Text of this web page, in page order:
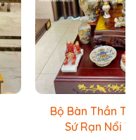
Bộ Bàn Thần
Sứ Rạn Nổi